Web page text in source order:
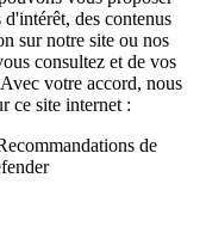
d'intérêt, des contenus
sur notre site ou nos
consultez et de vos
votre accord, nous
ce site internet :
de